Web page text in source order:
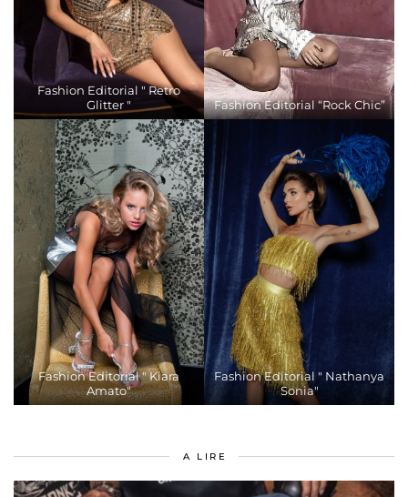
Fashion Editorial " Retro
Glitter "
Fashion Editorial “Rock Chic”
Fashion Editorial " Kiara
Amato"
Fashion Editorial " Nathanya
Sonia"
A LIRE